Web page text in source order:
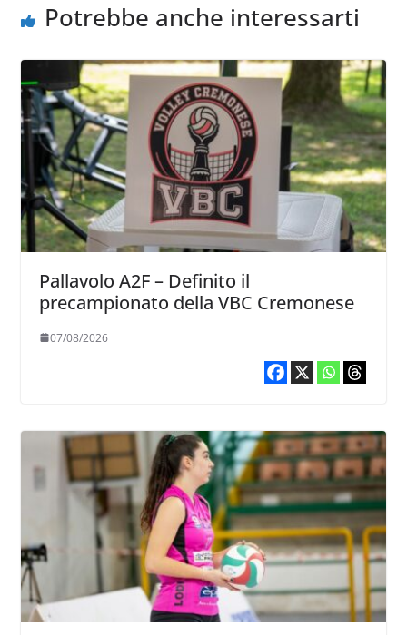
Potrebbe anche interessarti
Pallavolo A2F – Definito il
precampionato della VBC Cremonese
07/08/2026